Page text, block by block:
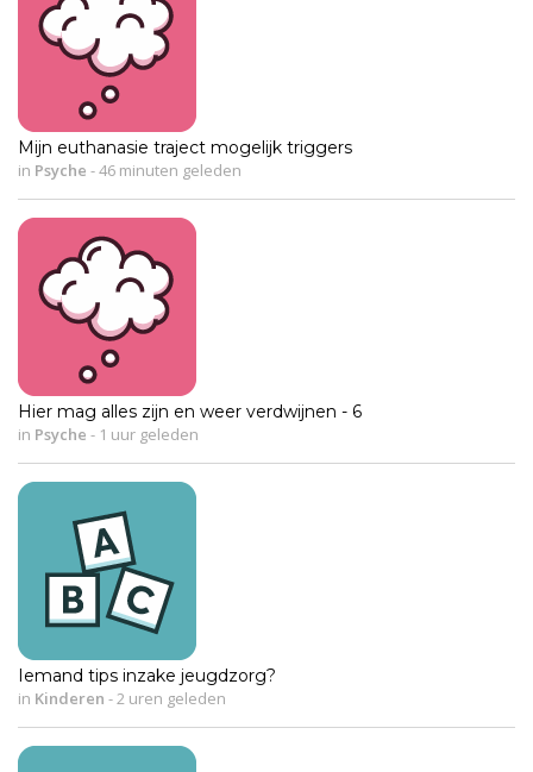
Mijn euthanasie traject mogelijk triggers
in Psyche -46 minuten geleden
Hier mag alles zijn en weer verdwijnen - 6
in Psyche - 1 uur geleden
Iemand tips inzake jeugdzorg?
in Kinderen -2 uren geleden